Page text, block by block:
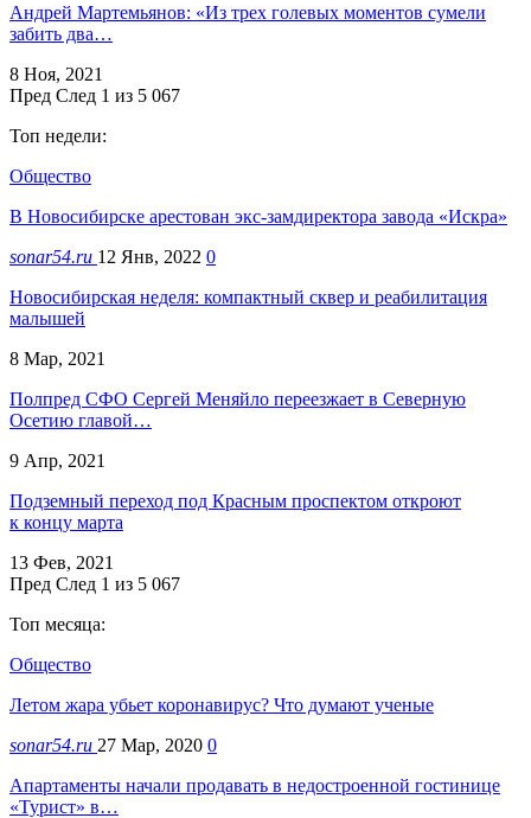
Андрей Мартемьянов: «Из трех голевых моментов сумели
забить два…
8 Ноя, 2021
Пред След 1 из 5 067
Топ недели:
Общество
В Новосибирске арестован экс-замдиректора завода «Искра»
sonar54.ru 12 Янв, 2022 0
Новосибирская неделя: компактный сквер и реабилитация
малышей
8 Мар, 2021
Полпред СФО Сергей Меняйло переезжает в Северную
Осетию главой…
9 Апр, 2021
Подземный переход под Красным проспектом откроют
к концу марта
13 Фев, 2021
Пред След 1 из 5 067
Топ месяца:
Общество
Летом жара убьет коронавирус? Что думают ученые
sonar54.ru 27 Мар, 2020 0
Апартаменты начали продавать в недостроенной гостинице
«Турист» в…